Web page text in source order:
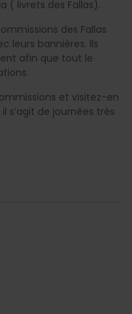
( livrets des Fallas).
des Fallas
leurs bannières. Ils
afin que tout le
et visitez-en
s’agit de journées très